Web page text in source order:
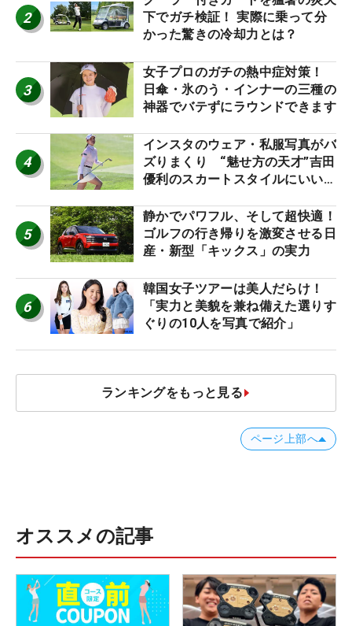
2
下でガチ検証！ 実際に乗って分
かった驚きの冷却力とは？
3
女子プロのガチの熱中症対策！
日傘・氷のう・インナーの三種の
神器でバテずにラウンドできます
4
インスタのウェア・私服写真がバ
ズりまくり “魅せ方の天才”吉田
優利のスカートスタイルにいい
5
静かでパワフル、そして超快適！
ゴルフの行き帰りを激変させる日
産・新型「キックス」の実力
6
韓国女子ツアーは美人だらけ！
「実力と美貌を兼ね備えた選りす
ぐりの10人を写真で紹介」
ランキングをもっと見る
ページ上部へ
オススメの記事